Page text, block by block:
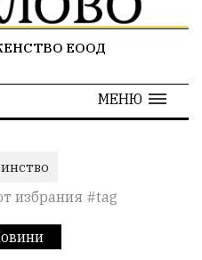
ЕООД
МЕНЮ
избрания #tag